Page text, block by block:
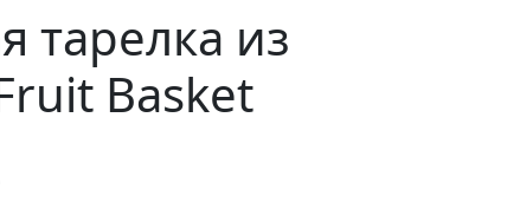
тарелка из
Basket